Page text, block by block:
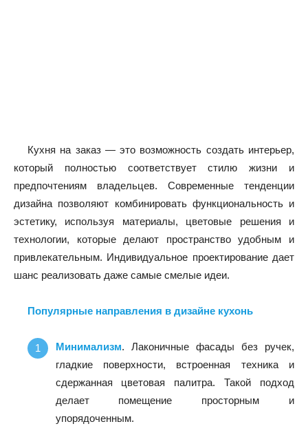
Кухня на заказ — это возможность создать интерьер,
который полностью соответствует стилю жизни и
предпочтениям владельцев. Современные тенденции
дизайна позволяют комбинировать функциональность и
эстетику, используя материалы, цветовые решения и
технологии, которые делают пространство удобным и
привлекательным. Индивидуальное проектирование дает
шанс реализовать даже самые смелые идеи.
Популярные направления в дизайне кухонь
Минимализм. Лаконичные фасады без ручек,
гладкие поверхности, встроенная техника и
сдержанная цветовая палитра. Такой подход
делает помещение просторным и
упорядоченным.